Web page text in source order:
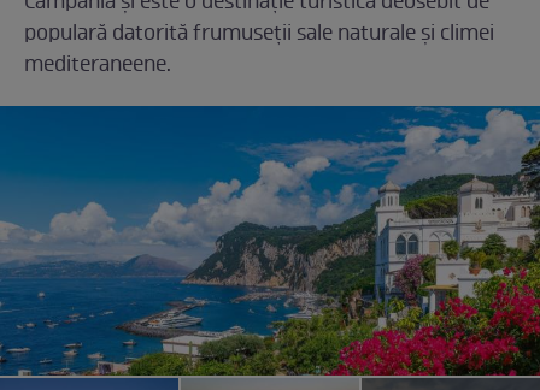
populară datorită frumuseții sale naturale și climei
mediteraneene.